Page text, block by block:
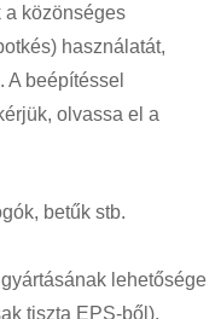
a közönséges
használatát,
beépítéssel
olvassa el a
betűk stb.
lehetősége
tiszta EPS-ből).